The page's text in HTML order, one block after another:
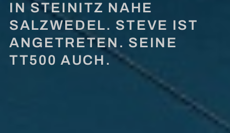
IN STEINITZ NAHE
SALZWEDEL. STEVE IST
ANGETRETEN. SEINE
TT500 AUCH.